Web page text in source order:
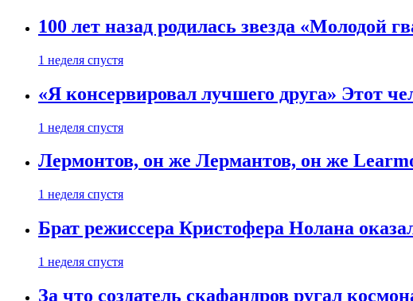
100 лет назад родилась звезда «Молодой
1 неделя спустя
«Я консервировал лучшего друга» Этот
1 неделя спустя
Лермонтов, он же Лермантов, он же
1 неделя спустя
Брат режиссера Кристофера Нолана
1 неделя спустя
За что создатель скафандров ругал